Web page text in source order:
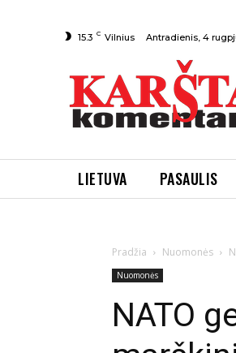
15.3 C Vilnius Antradienis, 4
LIETUVA PASAULIS
Pradžia Nuomonės
Nuomonės
NATO